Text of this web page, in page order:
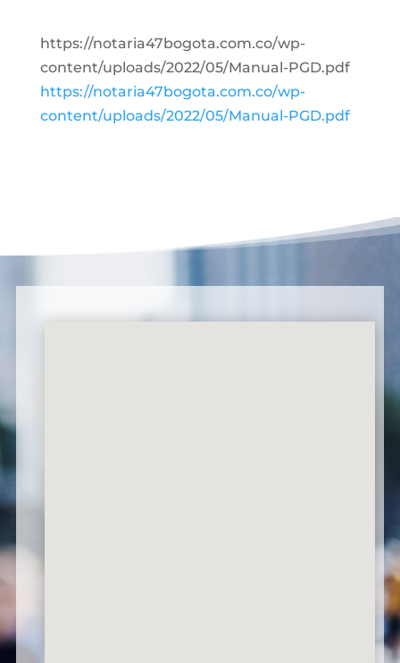
https://notaria47bogota.com.co/wp-
content/uploads/2022/05/Manual-PGD.pdf
https://notaria47bogota.com.co/wp-
content/uploads/2022/05/Manual-PGD.pdf